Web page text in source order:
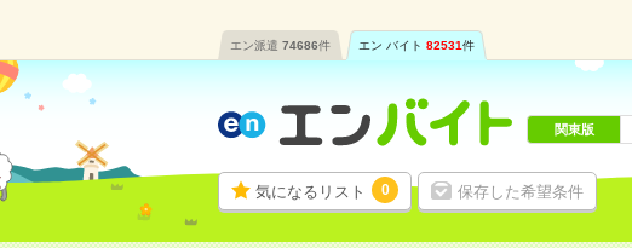
エン派遣 74686件 エン バイト 82531件
気になるリスト 0 保存した希望条件
関東版